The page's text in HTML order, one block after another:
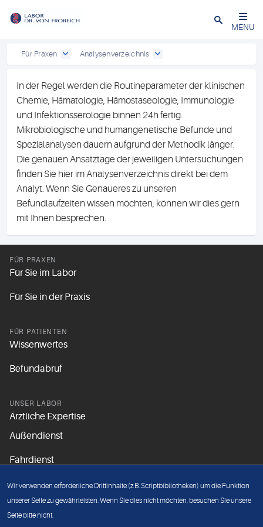
Close
MENU
Für Praxen Analysenverzeichnis
In der Regel werden die Routineparameter der klinischen
Chemie, Hämatologie, Hämostaseologie, Immunologie
und Infektionsserologie binnen 24h fertig.
Mikrobiologische und humangenetische Befunde und
Spezialanalysen dauern aufgrund der Methodik länger.
Die genauen Ansatztage der jeweiligen Untersuchungen
finden Sie hier im Analysenverzeichnis direkt bei dem
Analyt. Wenn Sie Genaueres zu unseren
Befundlaufzeiten wissen möchten, können wir dies gern
mit Ihnen besprechen.
FÜR PRAXEN
Für Sie im Labor
Für Sie in der Praxis
FÜR PATIENTEN
Wissenwertes
Befundabruf
UNSER LABOR
Ärztliche Expertise
Außendienst
Fahrdienst
Unsere Grundsätze
Wir verwenden erforderliche Drittinhalte (z.B. Scriptbibliotheken) um die Funktion
unserer Seite zu gewährleisten. Wenn Sie dies nicht möchten, besuchen Sie unsere
Seite bitte nicht.